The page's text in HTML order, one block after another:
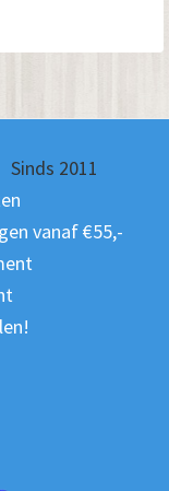
Sinds 2011
vanaf €55,-